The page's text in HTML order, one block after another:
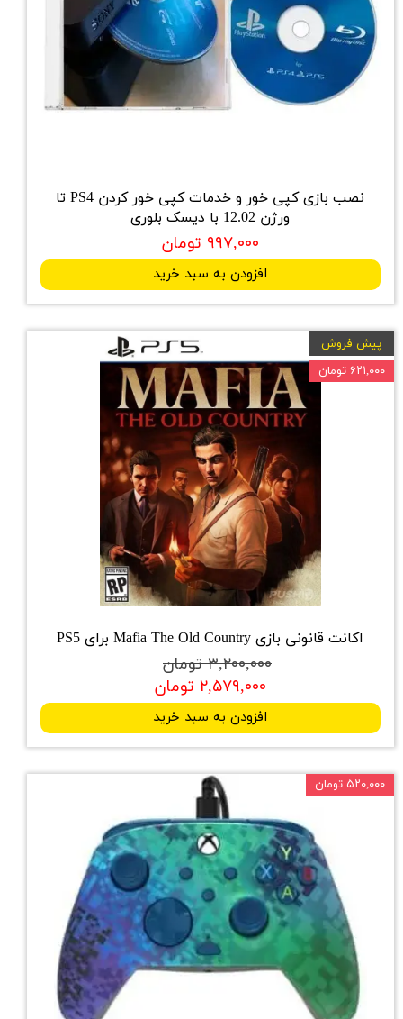
نصب بازی کپی خور و خدمات کپی خور کردن PS4 تا
ورژن 12.02 با دیسک بلوری
۹۹۷,۰۰۰ تومان
افزودن به سبد خرید
اکانت قانونی بازی Mafia The Old Country برای PS5
۳,۲۰۰,۰۰۰ تومان
۲,۵۷۹,۰۰۰ تومان
افزودن به سبد خرید
پیش فروش
۶۲۱,۰۰۰ تومان
۵۲۰,۰۰۰ تومان